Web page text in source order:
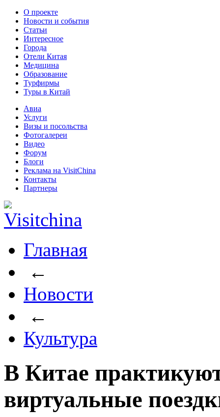
О проекте
Новости и события
Статьи
Интересное
Города
Отели Китая
Медицина
Образование
Турфирмы
Туры в Китай
Авиа
Услуги
Визы и посольства
Фотогалереи
Видео
Форум
Блоги
Реклама на VisitChina
Контакты
Партнеры
Главная
←
Новости
←
Культура
В Китае
виртуальные